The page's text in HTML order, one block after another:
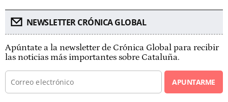
NEWSLETTER CRÓNICA GLOBAL
Apúntate a la newsletter de Crónica Global para recibir
las noticias más importantes sobre Cataluña.
APUNTARME